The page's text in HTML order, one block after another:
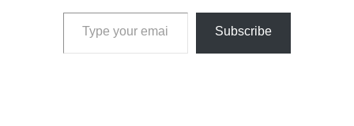
Type your email…
Subscribe